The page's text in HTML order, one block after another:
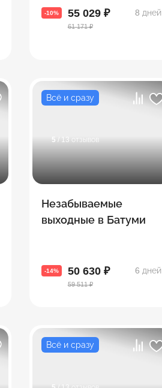
-10% 55 029 ₽
61 171 ₽
8 дней
Всё и сразу
5 / 13 отзывов
Незабываемые
выходные в Батуми
-14% 50 630 ₽
59 511 ₽
6 дней
Всё и сразу